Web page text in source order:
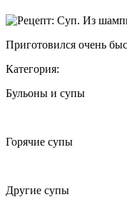
Приготовился очень
Категория:
Бульоны и супы
Горячие супы
Другие супы